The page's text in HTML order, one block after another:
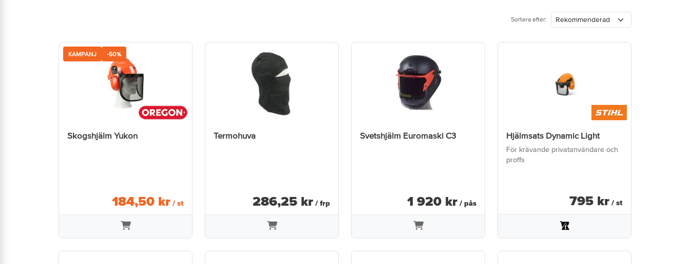
Sortera efter:
KAMPANJ -50%
Skogshjälm Yukon
184,50 kr / st
Termohuva
286,25 kr / frp
Svetshjälm Euromaski C3
1 920 kr / pås
Hjälmsats Dynamic Light
För krävande privatanvändare och
proffs
795 kr / st